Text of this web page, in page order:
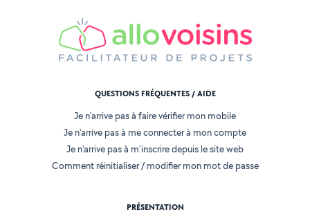
QUESTIONS FRÉQUENTES / AIDE
Je n'arrive pas à faire vérifier mon mobile
Je n'arrive pas à me connecter à mon compte
Je n'arrive pas à m'inscrire depuis le site web
Comment réinitialiser / modifier mon mot de passe
PRÉSENTATION